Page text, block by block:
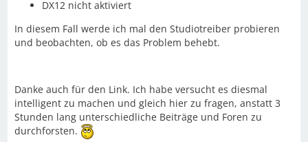
DX12 nicht aktiviert
In diesem Fall werde ich mal den Studiotreiber probieren
und beobachten, ob es das Problem behebt.
Danke auch für den Link. Ich habe versucht es diesmal
intelligent zu machen und gleich hier zu fragen, anstatt 3
Stunden lang unterschiedliche Beiträge und Foren zu
durchforsten.